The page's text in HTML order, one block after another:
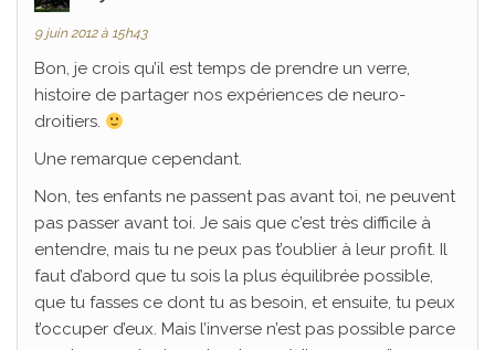
9 juin 2012 à 15h43
Bon, je crois qu’il est temps de prendre un verre,
histoire de partager nos expériences de neuro-
droitiers.
Une remarque cependant.
Non, tes enfants ne passent pas avant toi, ne peuvent
pas passer avant toi. Je sais que c’est très difficile à
entendre, mais tu ne peux pas t’oublier à leur profit. Il
faut d’abord que tu sois la plus équilibrée possible,
que tu fasses ce dont tu as besoin, et ensuite, tu peux
t’occuper d’eux. Mais l’inverse n’est pas possible parce